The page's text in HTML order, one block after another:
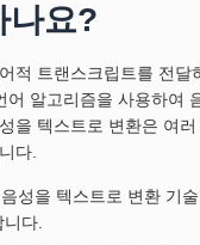
나요?
적 트랜스크립트를 전달
알고리즘을 사용하여
을 텍스트로 변환은 여
다.
성을 텍스트로 변환 기
다.